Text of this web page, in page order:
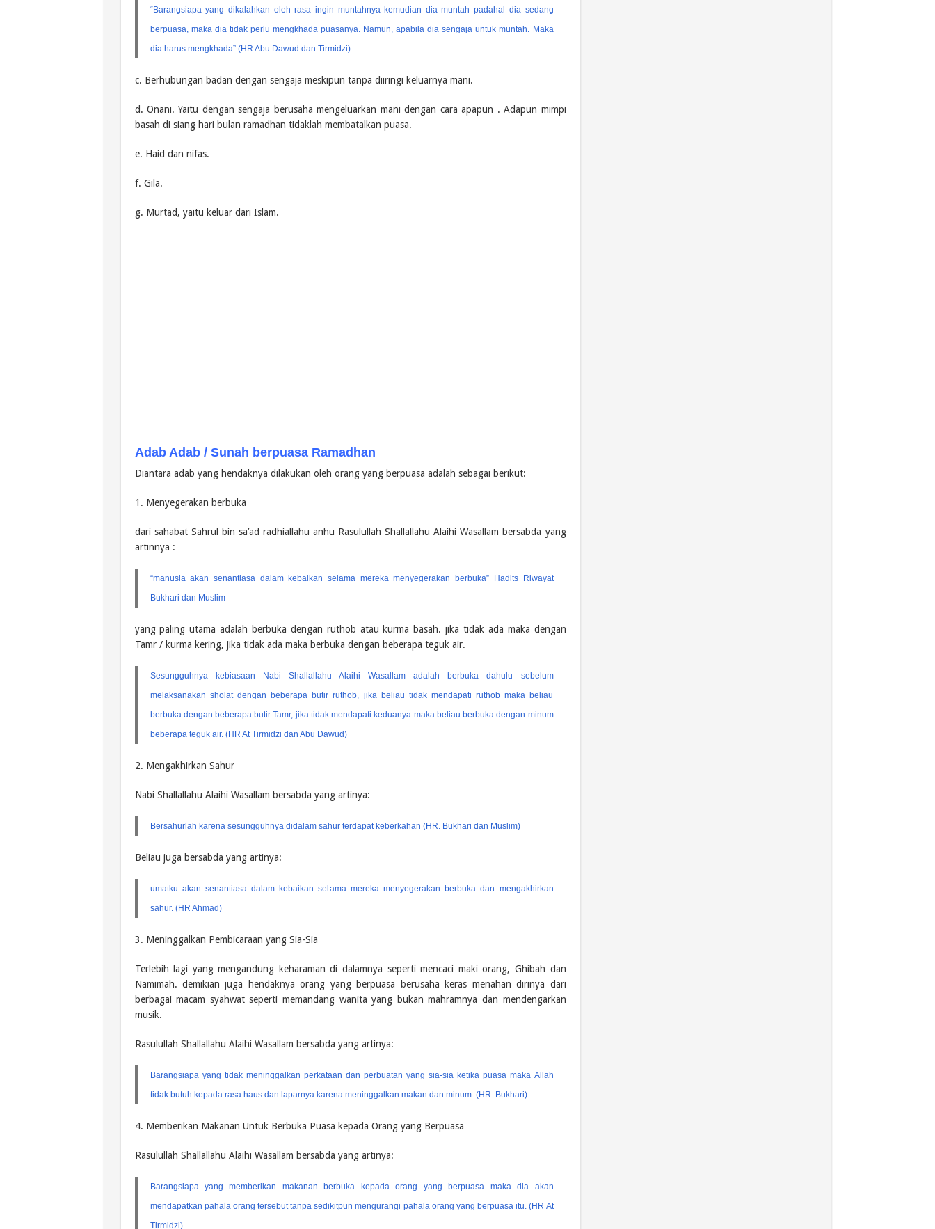
“Barangsiapa yang dikalahkan oleh rasa ingin muntahnya kemudian dia muntah padahal dia sedang
berpuasa, maka dia tidak perlu mengkhada puasanya. Namun, apabila dia sengaja untuk muntah. Maka
dia harus mengkhada” (HR Abu Dawud dan Tirmidzi)
c. Berhubungan badan dengan sengaja meskipun tanpa diiringi keluarnya mani.
d. Onani. Yaitu dengan sengaja berusaha mengeluarkan mani dengan cara apapun . Adapun mimpi
basah di siang hari bulan ramadhan tidaklah membatalkan puasa.
e. Haid dan nifas.
f. Gila.
g. Murtad, yaitu keluar dari Islam.
Adab Adab / Sunah berpuasa Ramadhan
Diantara adab yang hendaknya dilakukan oleh orang yang berpuasa adalah sebagai berikut:
1. Menyegerakan berbuka
dari sahabat Sahrul bin sa’ad radhiallahu anhu Rasulullah Shallallahu Alaihi Wasallam bersabda yang
artinnya :
“manusia akan senantiasa dalam kebaikan selama mereka menyegerakan berbuka” Hadits Riwayat
Bukhari dan Muslim
yang paling utama adalah berbuka dengan ruthob atau kurma basah. jika tidak ada maka dengan
Tamr / kurma kering, jika tidak ada maka berbuka dengan beberapa teguk air.
Sesungguhnya kebiasaan Nabi Shallallahu Alaihi Wasallam adalah berbuka dahulu sebelum
melaksanakan sholat dengan beberapa butir ruthob, jika beliau tidak mendapati ruthob maka beliau
berbuka dengan beberapa butir Tamr, jika tidak mendapati keduanya maka beliau berbuka dengan minum
beberapa teguk air. (HR At Tirmidzi dan Abu Dawud)
2. Mengakhirkan Sahur
Nabi Shallallahu Alaihi Wasallam bersabda yang artinya:
Bersahurlah karena sesungguhnya didalam sahur terdapat keberkahan (HR. Bukhari dan Muslim)
Beliau juga bersabda yang artinya:
umatku akan senantiasa dalam kebaikan selama mereka menyegerakan berbuka dan mengakhirkan
sahur. (HR Ahmad)
3. Meninggalkan Pembicaraan yang Sia-Sia
Terlebih lagi yang mengandung keharaman di dalamnya seperti mencaci maki orang, Ghibah dan
Namimah. demikian juga hendaknya orang yang berpuasa berusaha keras menahan dirinya dari
berbagai macam syahwat seperti memandang wanita yang bukan mahramnya dan mendengarkan
musik.
Rasulullah Shallallahu Alaihi Wasallam bersabda yang artinya:
Barangsiapa yang tidak meninggalkan perkataan dan perbuatan yang sia-sia ketika puasa maka Allah
tidak butuh kepada rasa haus dan laparnya karena meninggalkan makan dan minum. (HR. Bukhari)
4. Memberikan Makanan Untuk Berbuka Puasa kepada Orang yang Berpuasa
Rasulullah Shallallahu Alaihi Wasallam bersabda yang artinya:
Barangsiapa yang memberikan makanan berbuka kepada orang yang berpuasa maka dia akan
mendapatkan pahala orang tersebut tanpa sedikitpun mengurangi pahala orang yang berpuasa itu. (HR At
Tirmidzi)